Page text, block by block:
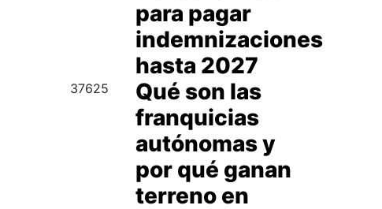
para pagar
indemnizaciones
hasta 2027
37625
Qué son las
franquicias
autónomas y
por qué ganan
terreno en